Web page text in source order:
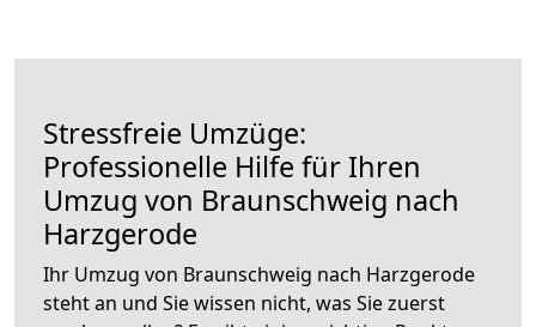
Stressfreie Umzüge:
Professionelle Hilfe für Ihren
Umzug von Braunschweig nach
Harzgerode
Ihr Umzug von Braunschweig nach Harzgerode
steht an und Sie wissen nicht, was Sie zuerst